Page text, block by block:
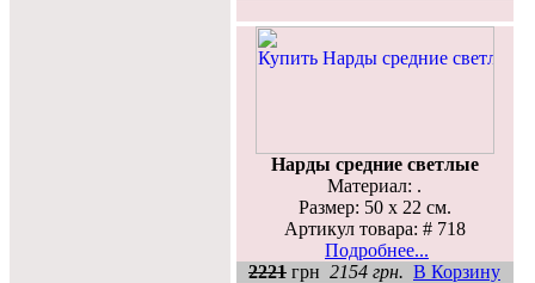
Нарды средние светлые
Материал: .
Размер: 50 x 22 см.
Артикул товара: # 718
Подробнее...
2221 грн 2154 грн. В Корзину